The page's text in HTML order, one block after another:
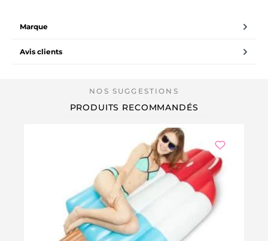
Marque
Avis clients
PRODUITS RECOMMANDÉS